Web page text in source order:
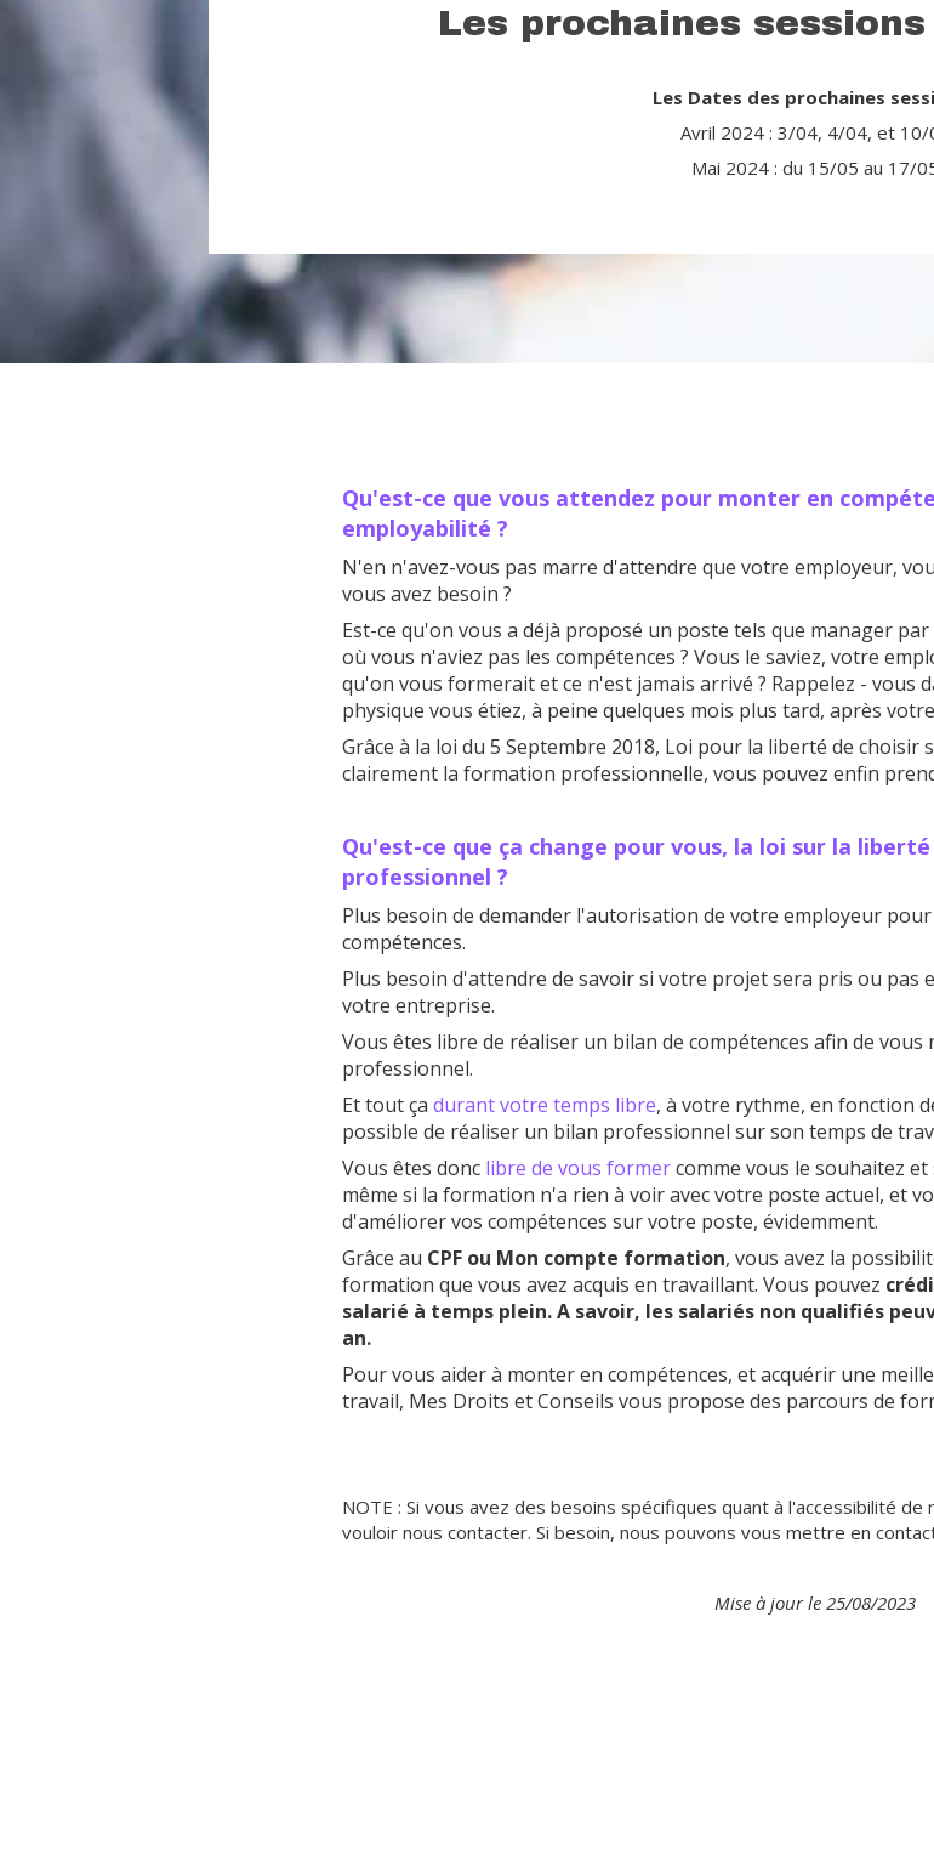
Les prochaines
Les Dates des prochaines
Avril 2024 : 3/04, 4/04, et 10/
Mai 2024 : du 15/05 au 17/
Qu'est-ce que vous attendez pour monter en
employabilité ?
N'en n'avez-vous pas marre d'attendre que votre employeur,
vous avez besoin ?
Est-ce qu'on vous a déjà proposé un poste tels que manager
où vous n'aviez pas les compétences ? Vous le saviez, votre
qu'on vous formerait et ce n'est jamais arrivé ? Rappelez - vous
physique vous étiez, à peine quelques mois plus tard, après
Grâce à la loi du 5 Septembre 2018, Loi pour la liberté de
clairement la formation professionnelle, vous pouvez enfin
Qu'est-ce que ça change pour vous, la loi sur la
professionnel ?
Plus besoin de demander l'autorisation de votre employeur
compétences.
Plus besoin d'attendre de savoir si votre projet sera pris ou pas
votre entreprise.
Vous êtes libre de réaliser un bilan de compétences afin de
professionnel.
Et tout ça durant votre temps libre, à votre rythme, en fonction
possible de réaliser un bilan professionnel sur son temps de
Vous êtes donc libre de vous formercomme vous le souhaitez
même si la formation n'a rien à voir avec votre poste actuel, et
d'améliorer vos compétences sur votre poste, évidemment.
Grâce au CPF ou Mon compte formation, vous avez la
formation que vous avez acquis en travaillant. Vous pouvez
salarié à temps plein. A savoir, les salariés non qualifiés
an.
Pour vous aider à monter en compétences, et acquérir une
travail, Mes Droits et Conseils vous propose des parcours de
NOTE : Si vous avez des besoins spécifiques quant à l'accessibilité
vouloir nous contacter. Si besoin, nous pouvons vous mettre en
Mise à jour le 25/08/2023